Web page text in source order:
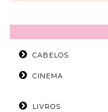
CABELOS
CINEMA
LIVROS